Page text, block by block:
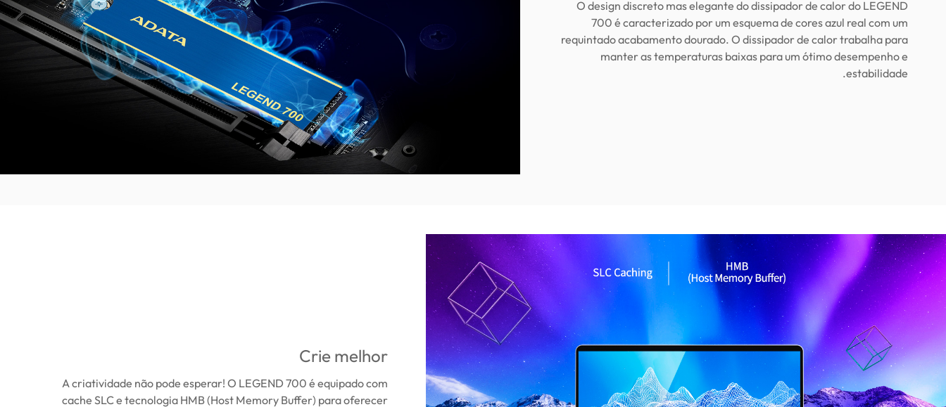
O design discreto mas elegante do dissipador de calor do LEGEND
700 é caracterizado por um esquema de cores azul real com um
requintado acabamento dourado. O dissipador de calor trabalha para
manter as temperaturas baixas para um ótimo desempenho e
estabilidade.
Crie melhor
A criatividade não pode esperar! O LEGEND 700 é equipado com
cache SLC e tecnologia HMB (Host Memory Buffer) para oferecer